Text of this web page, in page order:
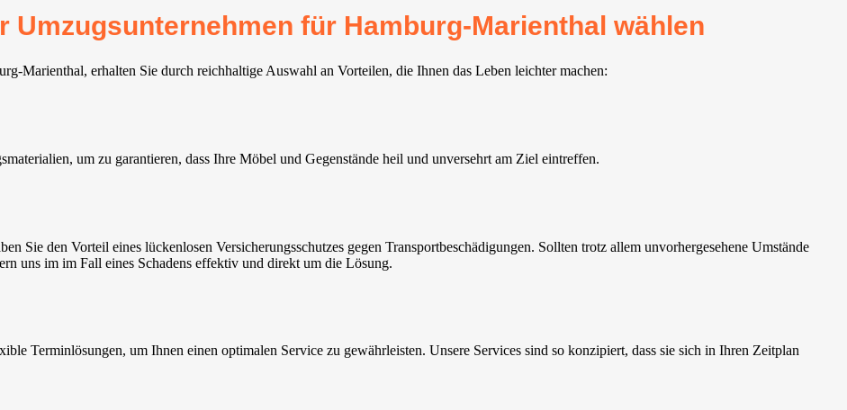
Umzugsunternehmen für Hamburg-Marienthal wählen
Marienthal, erhalten Sie durch reichhaltige Auswahl an Vorteilen, die Ihnen das Leben leichter machen:
um zu garantieren, dass Ihre Möbel und Gegenstände heil und unversehrt am Ziel eintreffen.
Sie den Vorteil eines lückenlosen Versicherungsschutzes gegen Transportbeschädigungen. Sollten trotz allem unvorhergesehene Umstände
uns im im Fall eines Schadens effektiv und direkt um die Lösung.
Terminlösungen, um Ihnen einen optimalen Service zu gewährleisten. Unsere Services sind so konzipiert, dass sie sich in Ihren Zeitplan